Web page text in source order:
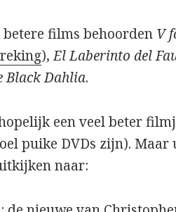
betere films behoorden V
),El Laberinto del
Black Dahlia.
een veel beter
puike DVDs zijn).
naar: